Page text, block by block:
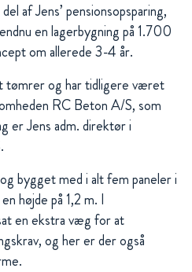
af Jens’ pensionsopsparing,
en lagerbygning på 1.700
om allerede 3-4 år.
tømrer og har tidligere været
RC Beton A/S, som
er Jens adm. direktør i
bygget med i alt fem paneler i
højde på 1,2 m. I
en ekstra væg for at
og her er der også